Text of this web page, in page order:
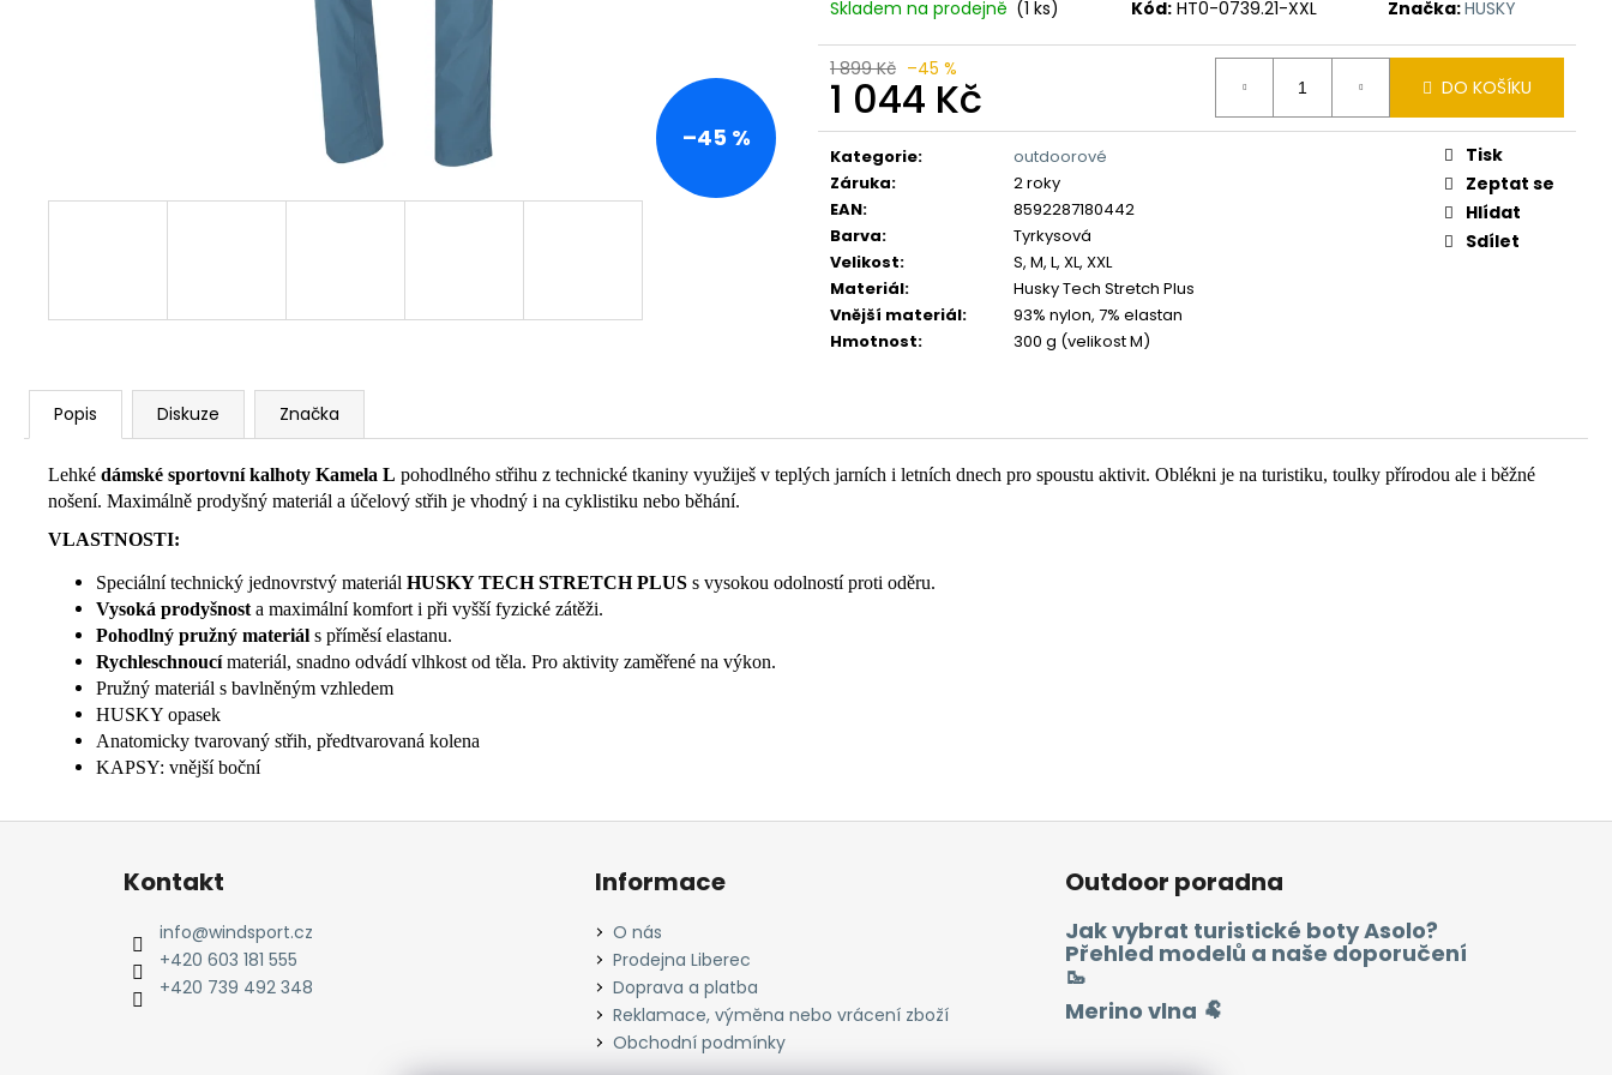
Skladem na prodejně (1 ks) Kód: HT0-0739.21-XXL Značka:HUSKY
1 899 Kč –45 %
1 044 Kč
Měrná
cena:
DO KOŠÍKU
Kategorie:
outdoorové
Záruka:
2 roky
EAN:
8592287180442
Barva:
Tyrkysová
Velikost:
S, M, L, XL, XXL
Materiál:
Husky Tech Stretch Plus
Vnější materiál:
93% nylon, 7% elastan
Hmotnost: 300 g (velikost M)
Tisk
Zeptat se
Hlídat
Sdílet
–45 %
Popis Diskuze Značka
Lehké dámské sportovní kalhoty Kamela L pohodlného střihu z technické tkaniny využiješ v teplých jarních i letních dnech pro spoustu aktivit. Oblékni je na turistiku, toulky přírodou ale i běžné
nošení. Maximálně prodyšný materiál a účelový střih je vhodný i na cyklistiku nebo běhání.
VLASTNOSTI:
Speciální technický jednovrstvý materiál HUSKY TECH STRETCH PLUS s vysokou odolností proti oděru.
Vysoká prodyšnost a maximální komfort i při vyšší fyzické zátěži.
Pohodlný pružný materiál s příměsí elastanu.
Rychleschnoucímateriál, snadno odvádí vlhkost od těla. Pro aktivity zaměřené na výkon.
Pružný materiál s bavlněným vzhledem
HUSKY opasek
Anatomicky tvarovaný střih, předtvarovaná kolena
KAPSY: vnější boční
Z
Kontakt
info@windsport.cz
+420 603 181 555
+420 739 492 348
Informace
O nás
Prodejna Liberec
Doprava a platba
Reklamace, výměna nebo vrácení zboží
Obchodní podmínky
Outdoor poradna
Jak vybrat turistické boty Asolo?
Přehled modelů a naše doporučení
🥾
Merino vlna 🐏